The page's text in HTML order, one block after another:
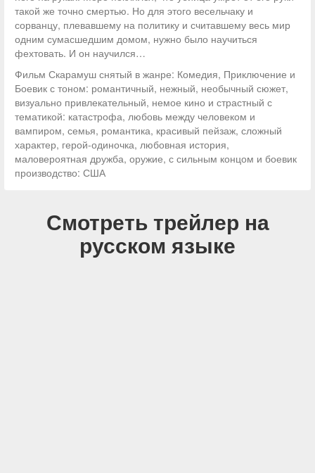
такой же точно смертью. Но для этого весельчаку и
сорванцу, плевавшему на политику и считавшему весь мир
одним сумасшедшим домом, нужно было научиться
фехтовать. И он научился…
Фильм Скарамуш снятый в жанре: Комедия, Приключение и
Боевик с тоном: романтичный, нежный, необычный сюжет,
визуально привлекательный, немое кино и страстный с
тематикой: катастрофа, любовь между человеком и
вампиром, семья, романтика, красивый пейзаж, сложный
характер, герой-одиночка, любовная история,
маловероятная дружба, оружие, с сильным концом и боевик
производство: США
Смотреть трейлер на
русском языке